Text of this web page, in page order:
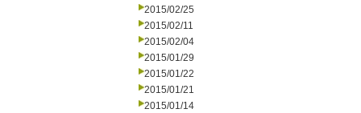
2015/02/25
2015/02/11
2015/02/04
2015/01/29
2015/01/22
2015/01/21
2015/01/14